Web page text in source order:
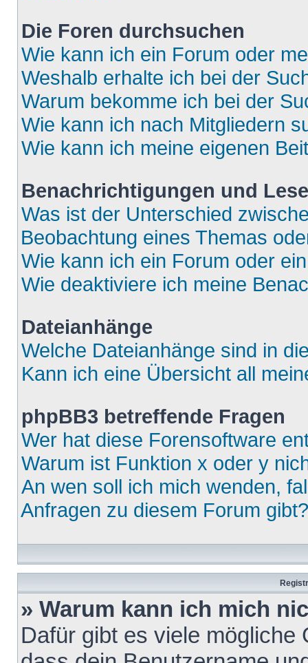
Die Foren durchsuchen
Wie kann ich ein Forum oder
Weshalb erhalte ich bei der
Warum bekomme ich bei der
Wie kann ich nach Mitgliedern
Wie kann ich meine eigenen
Benachrichtigungen und
Was ist der Unterschied
Beobachtung eines Themas
Wie kann ich ein Forum oder
Wie deaktiviere ich meine
Dateianhänge
Welche Dateianhänge sind in
Kann ich eine Übersicht all
phpBB3 betreffende Fragen
Wer hat diese Forensoftware
Warum ist Funktion x oder y
An wen soll ich mich wenden,
Anfragen zu diesem Forum gibt?
» Warum kann ich mich
Dafür gibt es viele